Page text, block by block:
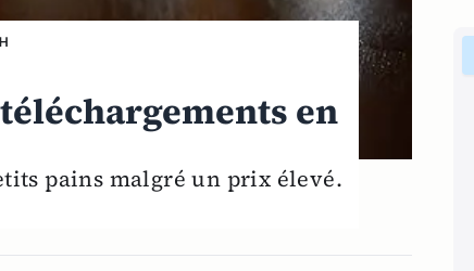
en
pains malgré un prix élevé.